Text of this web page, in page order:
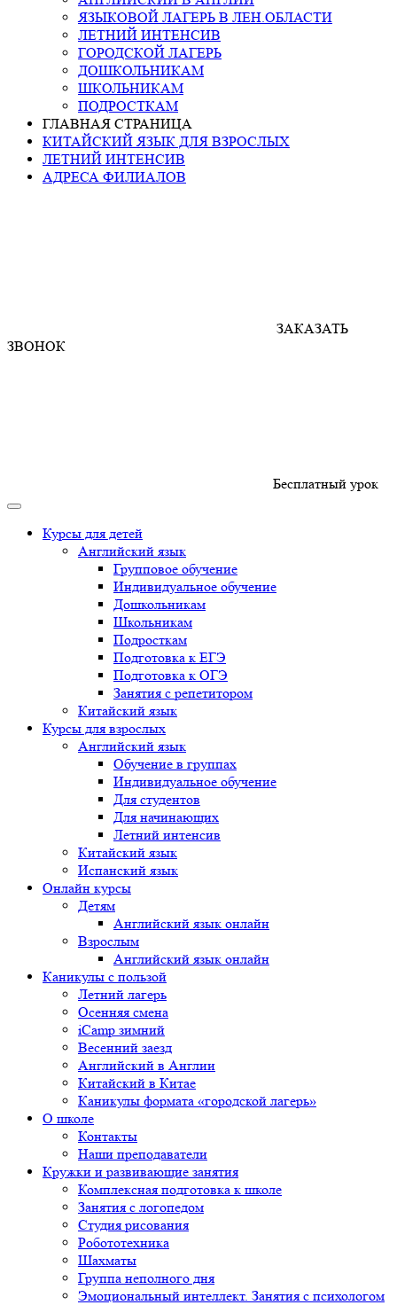
ЯЗЫКОВОЙ ЛАГЕРЬ В ЛЕН.ОБЛАСТИ
ЛЕТНИЙ ИНТЕНСИВ
ГОРОДСКОЙ ЛАГЕРЬ
ДОШКОЛЬНИКАМ
ШКОЛЬНИКАМ
ПОДРОСТКАМ
ГЛАВНАЯ СТРАНИЦА
КИТАЙСКИЙ ЯЗЫК ДЛЯ ВЗРОСЛЫХ
ЛЕТНИЙ ИНТЕНСИВ
АДРЕСА ФИЛИАЛОВ
ЗАКАЗАТЬ
ЗВОНОК
Бесплатный урок
Курсы для детей
Английский язык
Групповое обучение
Индивидуальное обучение
Дошкольникам
Школьникам
Подросткам
Подготовка к ЕГЭ
Подготовка к ОГЭ
Занятия с репетитором
Китайский язык
Курсы для взрослых
Английский язык
Обучение в группах
Индивидуальное обучение
Для студентов
Для начинающих
Летний интенсив
Китайский язык
Испанский язык
Онлайн курсы
Детям
Английский язык онлайн
Взрослым
Английский язык онлайн
Каникулы с пользой
Летний лагерь
Осенняя смена
iCamp зимний
Весенний заезд
Английский в Англии
Китайский в Китае
Каникулы формата «городской лагерь»
О школе
Контакты
Наши преподаватели
Кружки и развивающие занятия
Комплексная подготовка к школе
Занятия с логопедом
Студия рисования
Робототехника
Шахматы
Группа неполного дня
Эмоциональный интеллект. Занятия с психологом